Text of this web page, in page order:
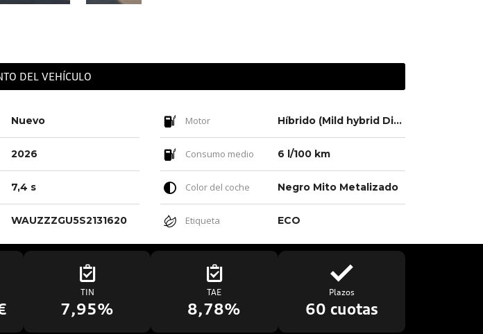
DEL VEHÍCULO
Nuevo Motor Híbrido (Mild hybrid Diésel)
2026 Consumo medio 6 l/100 km
7,4 s Color del coche Negro Mito Metalizado
WAUZZZGU5S2131620 Etiqueta ECO
TIN
7,95%
TAE
8,78%
Plazos
60 cuotas